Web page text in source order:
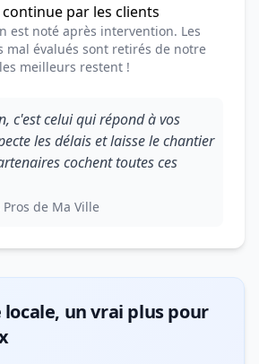
continue par les clients
est noté après intervention. Les
mal évalués sont retirés de notre
meilleurs restent !
c'est celui qui répond à vos
les délais et laisse le chantier
cochent toutes ces
de Ma Ville
locale, un vrai plus pour